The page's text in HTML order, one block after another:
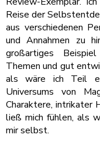
Reise der
aus verschiedenen
und Annahmen zu
großartiges
Themen und gut
als wäre ich Teil
Universums von
Charaktere, intrikater
ließ mich fühlen, als
mir selbst.